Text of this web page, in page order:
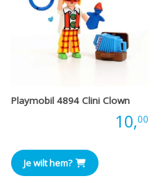
Playmobil 4894 Clini Clown
10,00
Je wilt hem?